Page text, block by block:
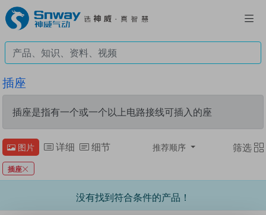
插座
插座是指有一个或一个以上电路接线可插入的座
图片 详细 细节 推荐顺序 筛选
插座
没有找到符合条件的产品！